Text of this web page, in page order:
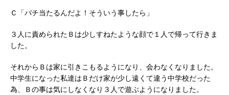
Ｃ「バチ当たるんだよ！そういう事したら」
３人に責められたＢは少しすねたような顔で１人で帰って行きま
した。
それからＢは家に引きこもるようになり、会わなくなりました。
中学生になった私達はＢだけ家が少し遠くて違う中学校だった
為、Ｂの事は気にしなくなり３人で遊ぶようになりました。